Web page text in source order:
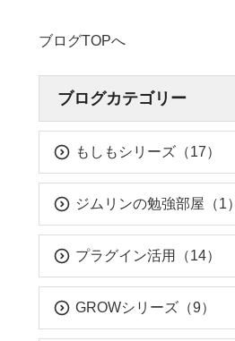
ブログTOPへ
ブログカテゴリー
もしもシリーズ（17）
ジムリンの勉強部屋（1）
プラグイン活用（14）
GROWシリーズ（9）